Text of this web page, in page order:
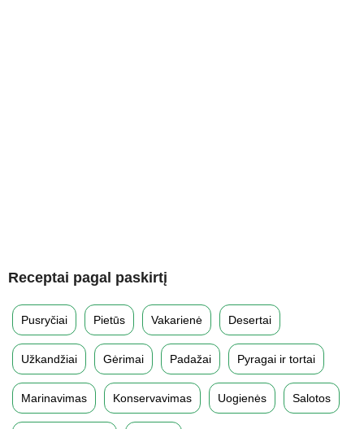
Receptai pagal paskirtį
Pusryčiai Pietūs Vakarienė Desertai
Užkandžiai Gėrimai Padažai Pyragai ir tortai
Marinavimas Konservavimas Uogienės Salotos